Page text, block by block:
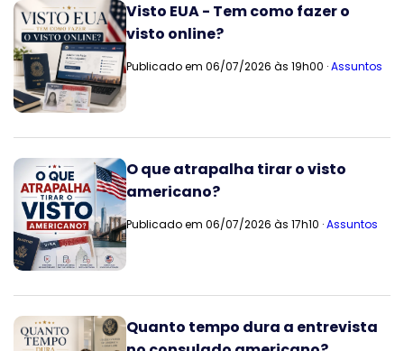
Visto EUA - Tem como fazer o
visto online?
Publicado em 06/07/2026 às 19h00 ·Assuntos
O que atrapalha tirar o visto
americano?
Publicado em 06/07/2026 às 17h10 ·Assuntos
Quanto tempo dura a entrevista